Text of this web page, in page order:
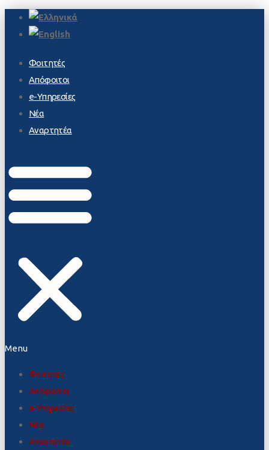
Φοιτητές
Απόφοιτοι
e-Υπηρεσίες
Νέα
Αναρτητέα
Menu
Φοιτητές
Απόφοιτοι
e-Υπηρεσίες
Νέα
Αναρτητέα